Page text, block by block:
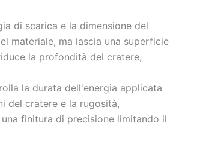
di scarica e la dimensione del
materiale, ma lascia una superficie
la profondità del cratere,
la durata dell'energia applicata
del cratere e la rugosità,
finitura di precisione limitando il